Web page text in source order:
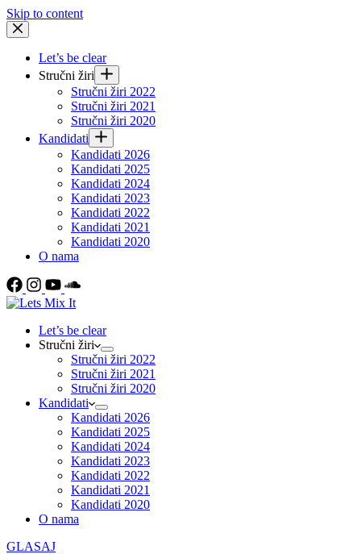
Skip to content
Let’s be clear
Stručni žiri
Stručni žiri 2022
Stručni žiri 2021
Stručni žiri 2020
Kandidati
Kandidati 2026
Kandidati 2025
Kandidati 2024
Kandidati 2023
Kandidati 2022
Kandidati 2021
Kandidati 2020
O nama
Let’s be clear
Stručni žiri
Stručni žiri 2022
Stručni žiri 2021
Stručni žiri 2020
Kandidati
Kandidati 2026
Kandidati 2025
Kandidati 2024
Kandidati 2023
Kandidati 2022
Kandidati 2021
Kandidati 2020
O nama
GLASAJ